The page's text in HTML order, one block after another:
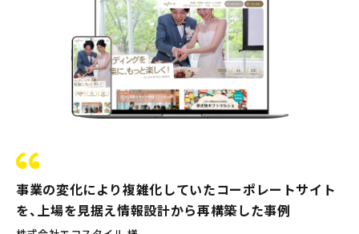
事業の変化により複雑化していたコーポレートサイト
を、上場を見据え情報設計から再構築した事例